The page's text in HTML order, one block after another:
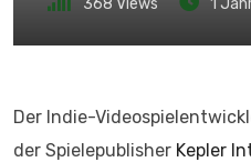
368 Views 1
Der Indie-
der Spielepublisher Kepler